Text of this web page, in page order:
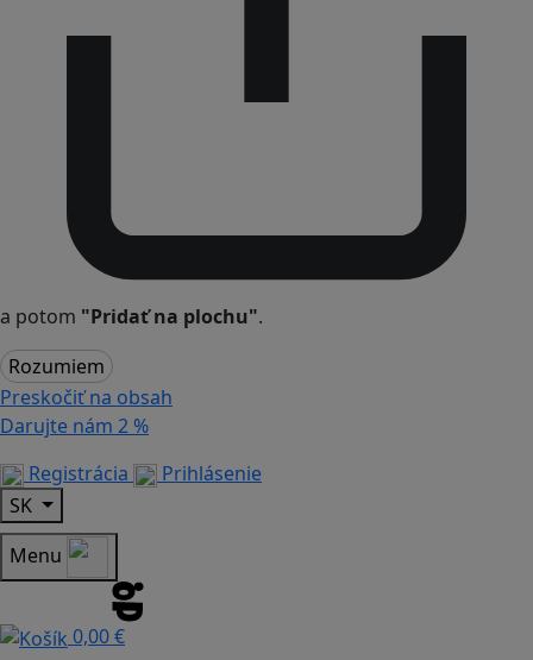
a potom "Pridať na plochu".
Rozumiem
Preskočiť na obsah
Darujte nám 2 %
Registrácia
Prihlásenie
SK
Menu
0,00 €